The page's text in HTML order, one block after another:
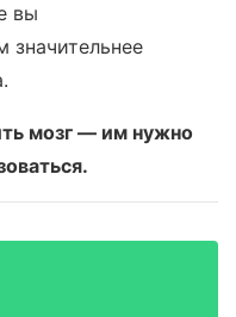
вы
значительнее
мозг — им нужно